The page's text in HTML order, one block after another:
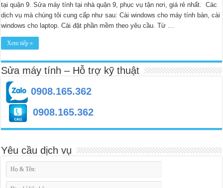
tại quận 9. Sửa máy tính tại nhà quận 9, phục vụ tận nơi, giá rẻ nhất. Các
dịch vụ mà chúng tôi cung cấp như sau: Cài windows cho máy tính bàn, cài
windows cho laptop. Cài đặt phần mềm theo yêu cầu. Từ …
Xem tiếp »
Sửa máy tính – Hỗ trợ kỹ thuật
0908.165.362
0908.165.362
Yêu cầu dịch vụ